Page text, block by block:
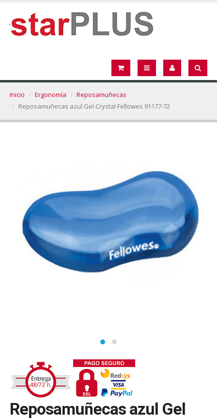
Inicio Ergonomía
Reposamuñecas
Reposamuñecas azul Gel Crystal Fellowes 91177-72
Reposamuñecas azul Gel